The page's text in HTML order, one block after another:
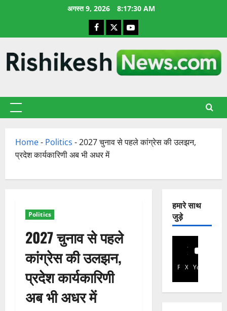
अगस्त 9, 2026 8:17:31 AM
Facebook
X YouTube
प्राथमिक
Home- Politics -2027 चुनाव से पहले कांग्रेस की उलझन,
प्रदेश कार्यकारिणी अब भी अधर में
Politics
2027 चुनाव से पहले
कांग्रेस की उलझन,
प्रदेश कार्यकारिणी
अब भी अधर में
हमारे साथ
जुड़े
Facebook
X YouTube